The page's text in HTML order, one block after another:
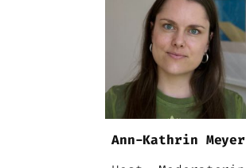
Ann-Kathrin Meyer